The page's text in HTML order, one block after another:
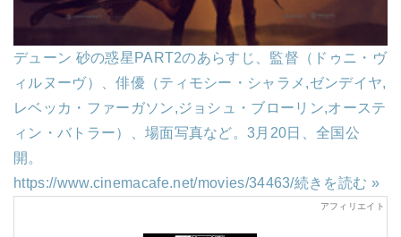
デューン 砂の惑星PART2のあらすじ、監督（ドゥニ・ヴ
ィルヌーヴ）、俳優（ティモシー・シャラメ,ゼンデイヤ,
レベッカ・ファーガソン,ジョシュ・ブローリン,オーステ
ィン・バトラー）、場面写真など。3月20日、全国公
開。
https://www.cinemacafe.net/movies/34463/続きを読む »